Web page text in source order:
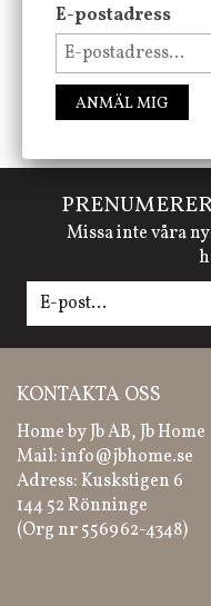
Missa inte våra
KONTAKTA OSS
Home by Jb AB, Jb Home
Mail:info@jbhome.se
Adress: Kuskstigen 6
144 52 Rönninge
(Org nr 556962-4348)
E-postadress
ANMÄL MIG